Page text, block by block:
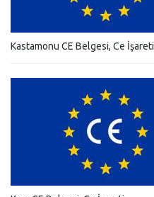
Kastamonu CE Belgesi, Ce İşareti